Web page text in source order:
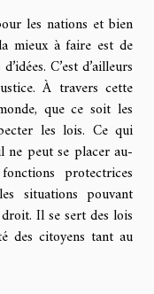
les nations et bien
mieux à faire est de
C’est d’ailleurs
À travers cette
que ce soit les
les lois. Ce qui
ne peut se placer au-
protectrices
situations pouvant
Il se sert des lois
des citoyens tant au